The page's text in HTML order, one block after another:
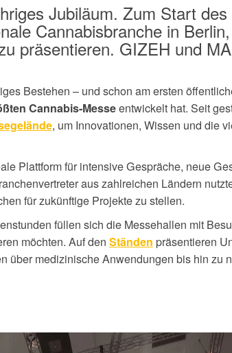
Jubiläum. Zum Start des
Cannabisbranche in
präsentieren. GIZEH und
Bestehen – und schon am ersten
Cannabis-Messeentwickelt hat. Seit
, um Innovationen, Wissen und die
Plattform für intensive Gespräche, neue
aus zahlreichen Ländern
für zukünftige Projekte zu stellen.
füllen sich die Messehallen mit
möchten. Auf den Ständen präsentieren
über medizinische Anwendungen bis hin zu